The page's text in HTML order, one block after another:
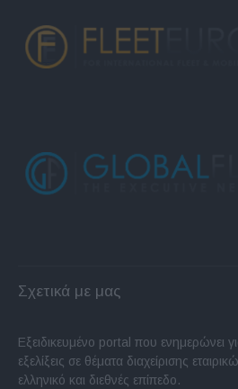
Σχετικά με μας
Εξειδικευμένο portal που ενημερώνει για
εξελίξεις σε θέματα διαχείρισης
ελληνικό και διεθνές επίπεδο.